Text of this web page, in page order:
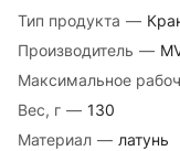
Тип продукта —
Производитель —
Максимальное
Вес, г — 130
Материал — латунь